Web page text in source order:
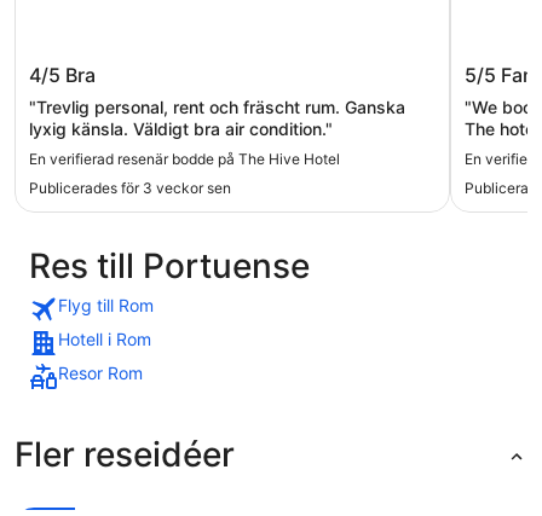
The Hive Hotel
4/5 Bra
"Trevlig personal, rent och fräscht rum. Ganska
lyxig känsla. Väldigt bra air condition."
En verifierad resenär bodde på The Hive Hotel
Publicerades för 3 veckor sen
5/5
"We
The
station
En
Res till Portuense
Flyg till Rom
Hotell i Rom
Resor Rom
Fler reseidéer